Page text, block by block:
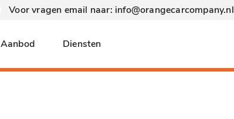
Voor vragen email naar: info@orangecarcompany.nl
Aanbod Diensten